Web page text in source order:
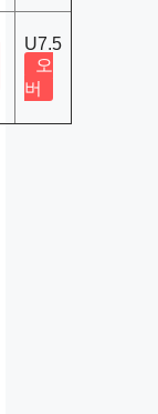
U7.5
오
버